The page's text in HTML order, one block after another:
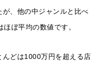
、他の中ジャンルと比べ
ぼ平均の数値です。
んどは1000万円を超える店